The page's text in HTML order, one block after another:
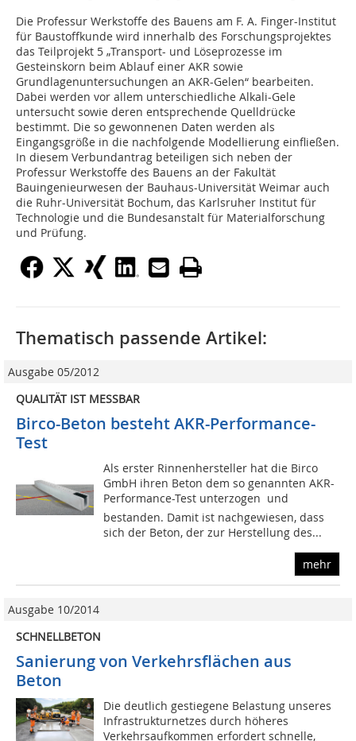
Die Professur Werkstoffe des Bauens am F. A. Finger-Institut
für Baustoffkunde wird innerhalb des Forschungsprojektes
das Teilprojekt 5 „Transport- und Löseprozesse im
Gesteinskorn beim Ablauf einer AKR sowie
Grundlagenuntersuchungen an AKR-Gelen“ bearbeiten.
Dabei werden vor allem unterschiedliche Alkali-Gele
untersucht sowie deren entsprechende Quelldrücke
bestimmt. Die so gewonnenen Daten werden als
Eingangsgröße in die nachfolgende Modellierung einfließen.
In diesem Verbundantrag beteiligen sich neben der
Professur Werkstoffe des Bauens an der Fakultät
Bauingenieurwesen der Bauhaus-Universität Weimar auch
die Ruhr-Universität Bochum, das Karlsruher Institut für
Technologie und die Bundesanstalt für Materialforschung
und Prüfung.
Thematisch passende Artikel:
Ausgabe 05/2012
QUALITÄT IST MESSBAR
Birco-Beton besteht AKR-Performance-
Test
Als erster Rinnenhersteller hat die Birco
GmbH ihren Beton dem so genannten AKR-
Performance-Test unterzogen  und
bestanden. Damit ist nachgewiesen, dass
sich der Beton, der zur Herstellung des...
mehr
Ausgabe 10/2014
SCHNELLBETON
Sanierung von Verkehrsflächen aus
Beton
Die deutlich gestiegene Belastung unseres
Infrastrukturnetzes durch höheres
Verkehrsaufkommen erfordert schnelle,